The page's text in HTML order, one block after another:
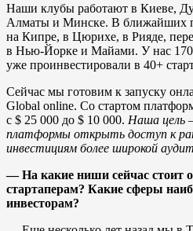
Наши клубы работают в Киеве,
Алматы и Минске. В ближайших
на Кипре, в Цюрихе, в Рияде,
в Нью-Йорке и Майами. У нас
уже проинвестировали в 40+
Сейчас мы готовим к запуску
Global online. Со стартом
с $ 25 000 до $ 10 000. Наша цель
платформы открыть доступ к
инвестициям более широкой
— На какие ниши сейчас стоит
стартаперам? Какие сферы
инвесторам?